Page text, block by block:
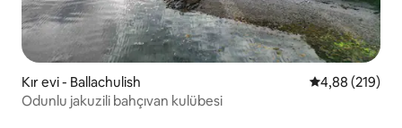
Kır evi - Ballachulish 5 üzerinden
4,88 (219)
Odunlu jakuzili bahçıvan kulübesi